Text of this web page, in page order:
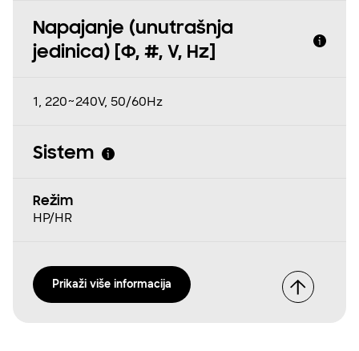
Napajanje (unutrašnja
jedinica) [Φ, #, V, Hz]
1, 220~240V, 50/60Hz
Sistem
Režim
HP/HR
Prikaži više informacija